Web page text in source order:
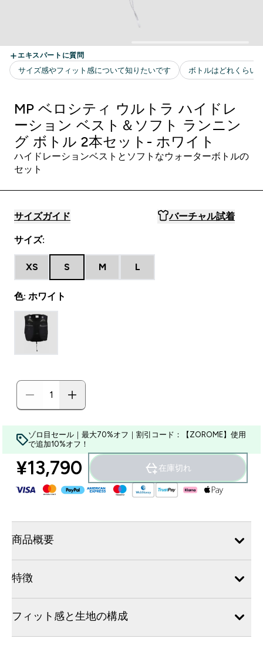
MP ベロシティ ウルトラ ハイドレ
ーション ベスト＆ソフト ランニン
グ ボトル 2本セット- ホワイト
ハイドレーションベストとソフトなウォーターボトルの
セット
サイズガイド バーチャル試着
サイズ:
XS S M L
色: ホワイト
ゾロ目セール｜最大70%オフ｜割引コード：【ZOROME】使用
で追加10%オフ！
¥13,790‎ 在庫切れ
商品概要
特徴
フィット感と生地の構成